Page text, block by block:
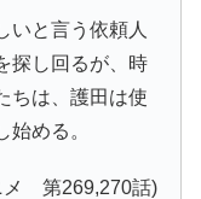
いと言う依頼人
探し回るが、時
ちは、護田は使
める。
メ 第269,270話)